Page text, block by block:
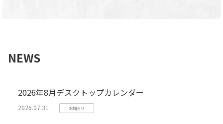
NEWS
2026年8月デスクトップカレンダー
2026.07.31 お知らせ